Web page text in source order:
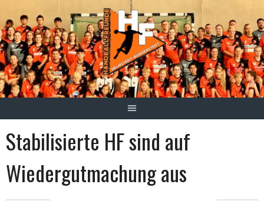
zum
Inhalt
Stabilisierte HF sind auf
Wiedergutmachung aus